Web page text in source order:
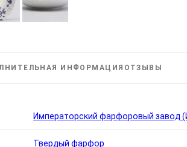
ИНФОРМАЦИЯ ОТЗЫВЫ
Императорский фарфоровый завод
Твердый фарфор